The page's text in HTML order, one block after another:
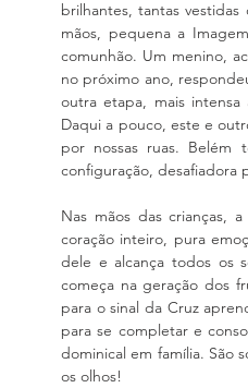
brilhantes, tantas
mãos, pequena a
comunhão. Um menino,
no próximo ano,
outra etapa, mais intensa
Daqui a pouco, este e
por nossas ruas. Belém
configuração, desafiadora
Nas mãos das crianças,
coração inteiro, pura
dele e alcança todos os
começa na geração dos
para o sinal da Cruz
para se completar e
dominical em família. São
os olhos!